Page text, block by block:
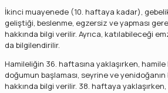
İkinci muayenede (10. haftaya kadar),
geliştiği, beslenme, egzersiz ve yapması
hakkında bilgi verilir. Ayrıca, katılabileceği
da bilgilendirilir.
Hamileliğin 36. haftasına yaklaşırken, hamile
doğumun başlaması, seyrine ve yenidoğanın
hakkında bilgi verilir. 38. haftaya yaklaşırken,